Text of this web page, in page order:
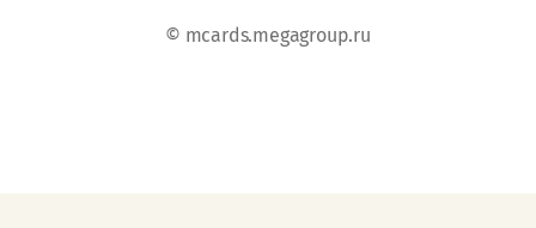
© mcards.megagroup.ru